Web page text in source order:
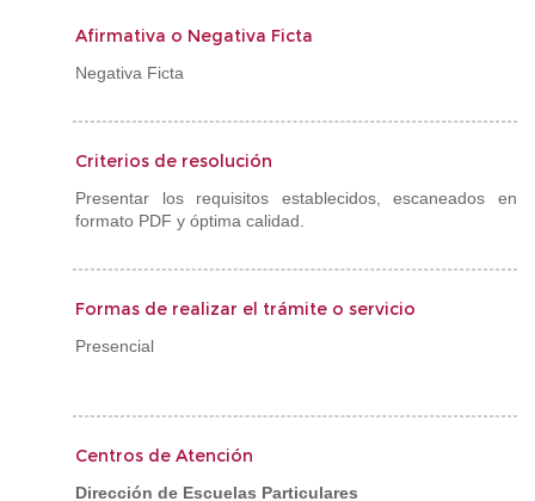
Afirmativa o Negativa Ficta
Negativa Ficta
Criterios de resolución
Presentar los requisitos establecidos, escaneados en
formato PDF y óptima calidad.
Formas de realizar el trámite o servicio
Presencial
Centros de Atención
Dirección de Escuelas Particulares